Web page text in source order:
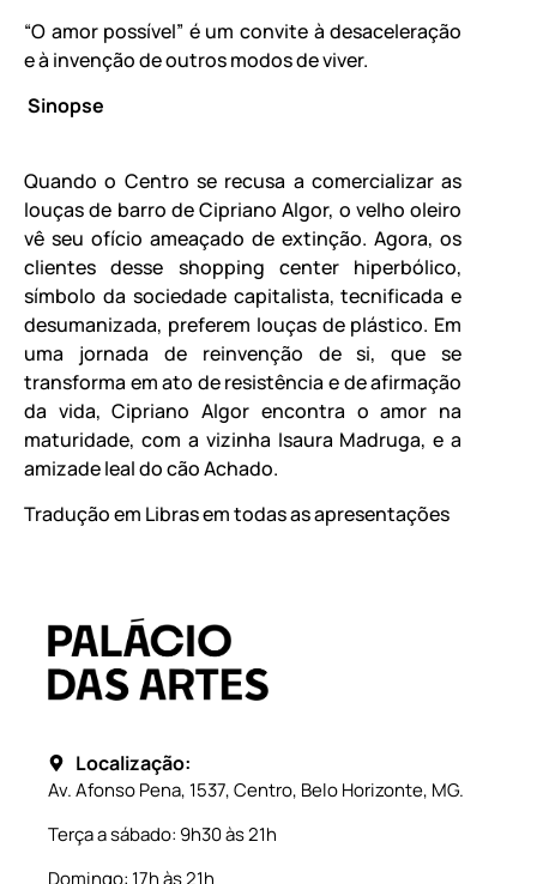
“O amor possível” é um convite à desaceleração
e à invenção de outros modos de viver.
Sinopse
Quando o Centro se recusa a comercializar as
louças de barro de Cipriano Algor, o velho oleiro
vê seu ofício ameaçado de extinção. Agora, os
clientes desse shopping center hiperbólico,
símbolo da sociedade capitalista, tecnificada e
desumanizada, preferem louças de plástico. Em
uma jornada de reinvenção de si, que se
transforma em ato de resistência e de afirmação
da vida, Cipriano Algor encontra o amor na
maturidade, com a vizinha Isaura Madruga, e a
amizade leal do cão Achado.
Tradução em Libras em todas as apresentações
Localização:
Av. Afonso Pena, 1537, Centro, Belo Horizonte, MG.
Terça a sábado: 9h30 às 21h
Domingo: 17h às 21h